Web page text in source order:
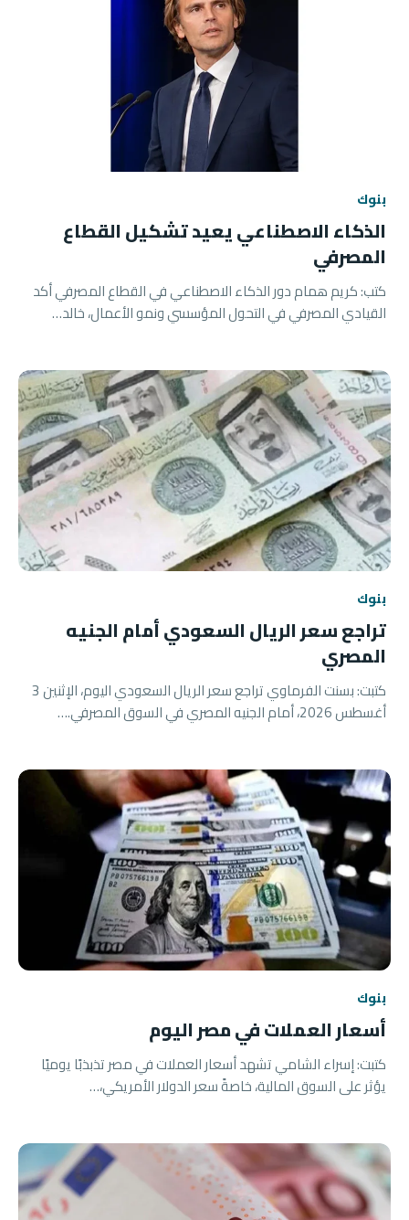
بنوك
الذكاء الاصطناعي يعيد تشكيل القطاع
المصرفي
كتب: كريم همام دور الذكاء الاصطناعي في القطاع المصرفي أكد
القيادي المصرفي في التحول المؤسسي ونمو الأعمال، خالد…
بنوك
تراجع سعر الريال السعودي أمام الجنيه
المصري
كتبت: بسنت الفرماوي تراجع سعر الريال السعودي اليوم، الإثنين 3
أغسطس 2026، أمام الجنيه المصري في السوق المصرفي.…
بنوك
أسعار العملات في مصر اليوم
كتبت: إسراء الشامي تشهد أسعار العملات في مصر تذبذبًا يوميًا
يؤثر على السوق المالية، خاصةً سعر الدولار الأمريكي،…